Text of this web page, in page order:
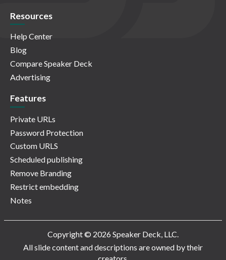
Resources
Help Center
Blog
Compare Speaker Deck
Advertising
Features
Private URLs
Password Protection
Custom URLS
Scheduled publishing
Remove Branding
Restrict embedding
Notes
Copyright © 2026 Speaker Deck, LLC.
All slide content and descriptions are owned by their